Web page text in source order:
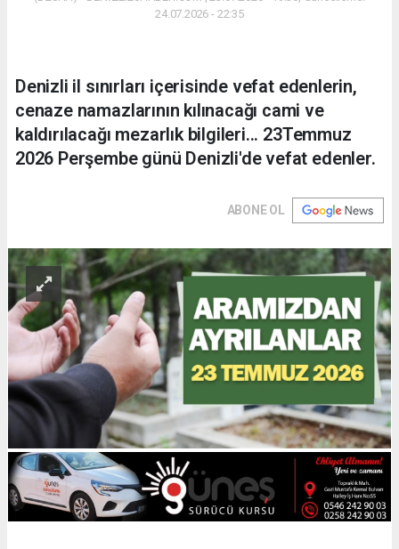
24.07.2026 - 22:35
Denizli il sınırları içerisinde vefat edenlerin,
cenaze namazlarının kılınacağı cami ve
kaldırılacağı mezarlık bilgileri... 23Temmuz
2026 Perşembe günü Denizli'de vefat edenler.
ABONE OL